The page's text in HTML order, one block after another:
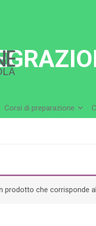
Corsi di preparazione
prodotto che corrisponde